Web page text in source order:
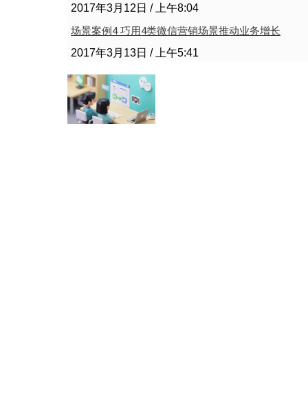
2017年3月12日 上午8:04
场景案例4 巧用4类微信营销场景推动业务增长
2017年3月13日 上午5:41